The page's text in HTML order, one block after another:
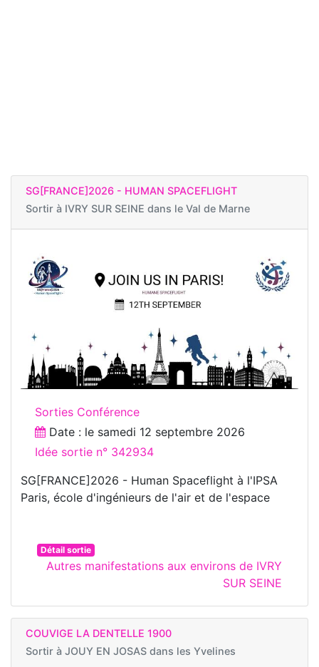
SG[FRANCE]2026 - HUMAN SPACEFLIGHT
Sortir à IVRY SUR SEINE dans le Val de Marne
Sorties Conférence
Date : le samedi 12 septembre 2026
Idée sortie n° 342934
SG[FRANCE]2026 - Human Spaceflight à l'IPSA
Paris, école d'ingénieurs de l'air et de l'espace
Détail sortie
Autres manifestations aux environs de IVRY
SUR SEINE
COUVIGE LA DENTELLE 1900
Sortir à JOUY EN JOSAS dans les Yvelines